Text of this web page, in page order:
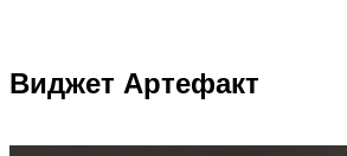
Виджет Артефакт